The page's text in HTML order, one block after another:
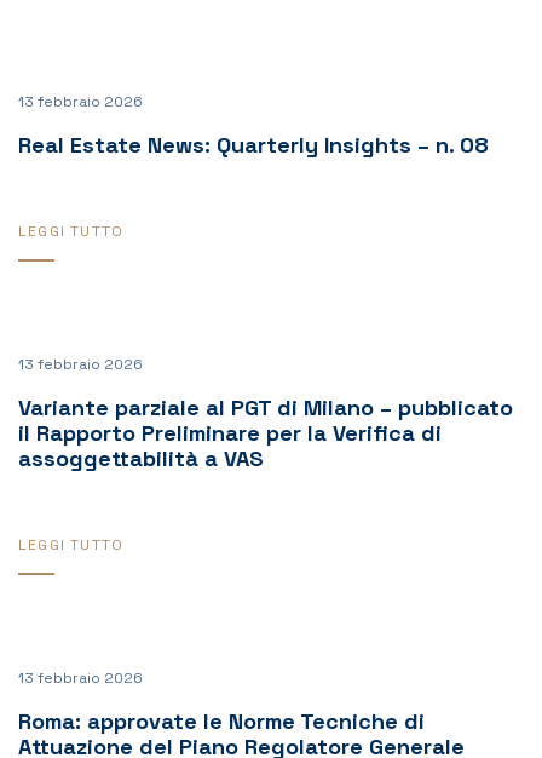
13 febbraio 2026
Real Estate News: Quarterly Insights – n. 08
LEGGI TUTTO
13 febbraio 2026
Variante parziale al PGT di Milano – pubblicato
il Rapporto Preliminare per la Verifica di
assoggettabilità a VAS
LEGGI TUTTO
13 febbraio 2026
Roma: approvate le Norme Tecniche di
Attuazione del Piano Regolatore Generale